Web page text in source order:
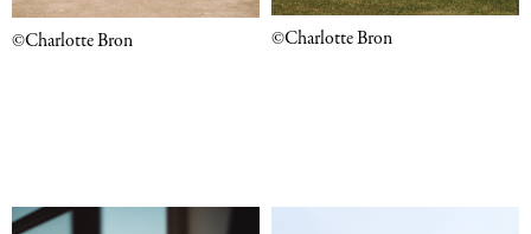
©Charlotte Bron ©Charlotte Bron